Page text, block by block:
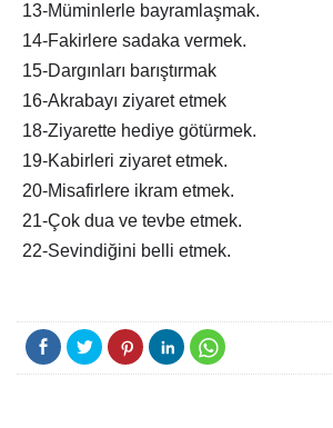
13-Müminlerle bayramlaşmak.
14-Fakirlere sadaka vermek.
15-Dargınları barıştırmak
16-Akrabayı ziyaret etmek
18-Ziyarette hediye götürmek.
19-Kabirleri ziyaret etmek.
20-Misafirlere ikram etmek.
21-Çok dua ve tevbe etmek.
22-Sevindiğini belli etmek.